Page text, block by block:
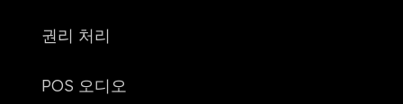
권리 처리
POS 오디오